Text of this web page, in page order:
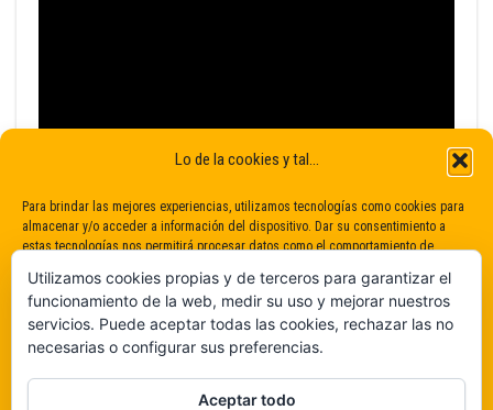
Lo de la cookies y tal...
Para brindar las mejores experiencias, utilizamos tecnologías como cookies para
almacenar y/o acceder a información del dispositivo. Dar su consentimiento a
estas tecnologías nos permitirá procesar datos como el comportamiento de
consentimiento puede afectar negativamente a determinadas características y
funciones.
Utilizamos cookies propias y de terceros para garantizar el
funcionamiento de la web, medir su uso y mejorar nuestros
servicios. Puede aceptar todas las cookies, rechazar las no
necesarias o configurar sus preferencias.
Aceptar todo